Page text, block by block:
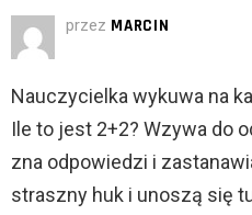
przez MARCIN
Nauczycielka wykuwa na
Ile to jest 2+2? Wzywa do
zna odpowiedzi i
straszny huk i unoszą się